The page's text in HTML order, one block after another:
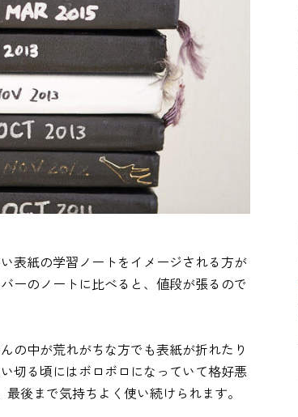
表紙の学習ノートをイメージされる方が
ーのノートに比べると、値段が張るので
の中が荒れがちな方でも表紙が折れたり
切る頃にはボロボロになっていて格好悪
後まで気持ちよく使い続けられます。